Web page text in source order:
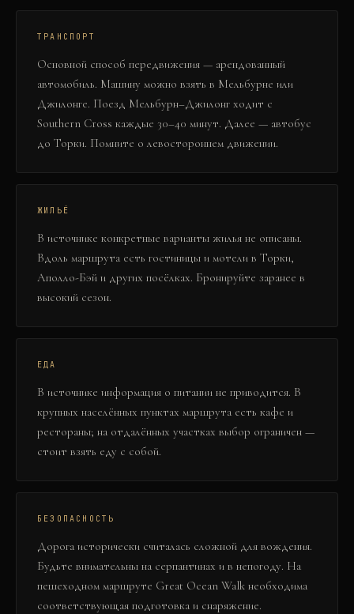
ТРАНСПОРТ
Основной способ передвижения — арендованный
автомобиль. Машину можно взять в Мельбурне или
Джилонге. Поезд Мельбурн–Джилонг ходит с
Southern Cross каждые 30–40 минут. Далее — автобус
до Торки. Помните о левостороннем движении.
ЖИЛЬЁ
В источнике конкретные варианты жилья не описаны.
Вдоль маршрута есть гостиницы и мотели в Торки,
Аполло-Бэй и других посёлках. Бронируйте заранее в
высокий сезон.
ЕДА
В источнике информация о питании не приводится. В
крупных населённых пунктах маршрута есть кафе и
рестораны; на отдалённых участках выбор ограничен —
стоит взять еду с собой.
БЕЗОПАСНОСТЬ
Дорога исторически считалась сложной для вождения.
Будьте внимательны на серпантинах и в непогоду. На
пешеходном маршруте Great Ocean Walk необходима
соответствующая подготовка и снаряжение.